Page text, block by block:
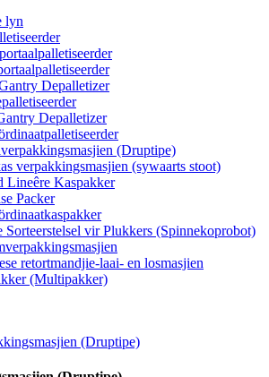
lyn
Depalletizer
Depalletizer
(Druptipe)
verpakkingsmasjien (sywaarts stoot)
Lineêre Kaspakker
Packer
Sorteerstelsel vir Plukkers (Spinnekoprobot)
retortmandjie-laai- en losmasjien
(Multipakker)
(Druptipe)